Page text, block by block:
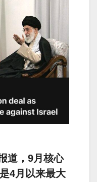
道，9月核心
4月以来最大